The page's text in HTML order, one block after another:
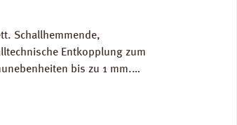
Schallhemmende,
Entkopplung zum
bis zu 1 mm.
frei. Ökologisch